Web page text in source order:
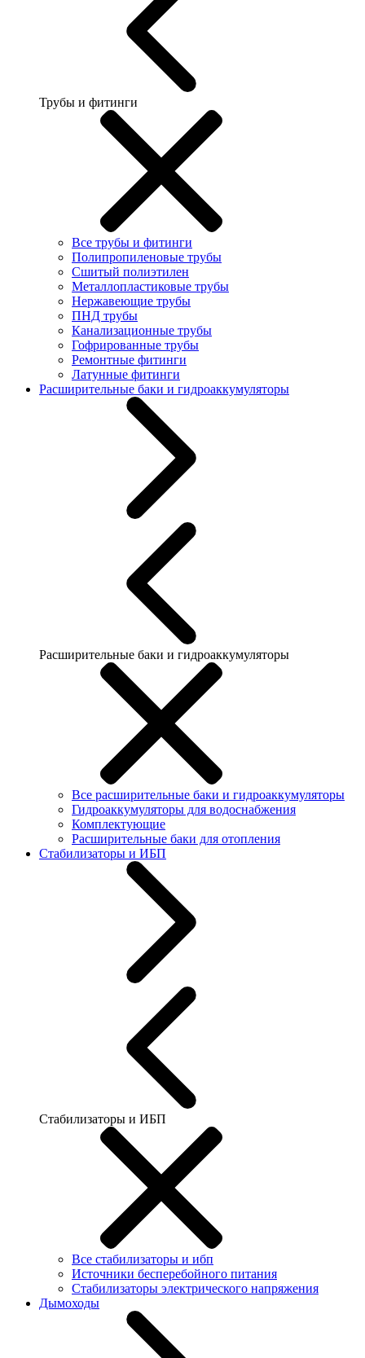
Трубы и фитинги
Все трубы и фитинги
Полипропиленовые трубы
Сшитый полиэтилен
Металлопластиковые трубы
Нержавеющие трубы
ПНД трубы
Канализационные трубы
Гофрированные трубы
Ремонтные фитинги
Латунные фитинги
Расширительные баки и гидроаккумуляторы
Расширительные баки и гидроаккумуляторы
Все расширительные баки и гидроаккумуляторы
Гидроаккумуляторы для водоснабжения
Комплектующие
Расширительные баки для отопления
Стабилизаторы и ИБП
Стабилизаторы и ИБП
Все стабилизаторы и ибп
Источники бесперебойного питания
Стабилизаторы электрического напряжения
Дымоходы